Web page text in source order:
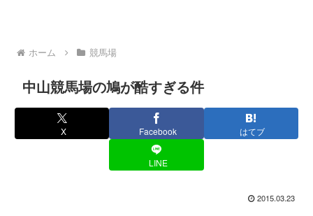
ホーム 競馬場
中山競馬場の鳩が酷すぎる件
X Facebook はてブ
LINE
2015.03.23